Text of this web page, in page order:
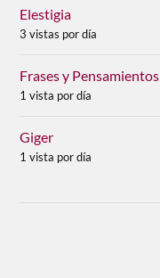
Elestigia
3 vistas por día
Frases y Pensamientos
1 vista por día
Giger
1 vista por día